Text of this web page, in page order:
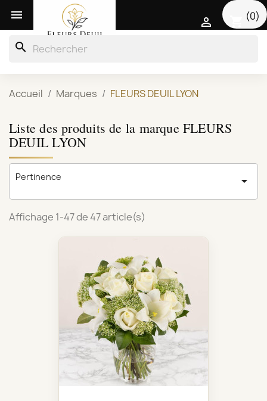
 (0)

search
Accueil Marques FLEURS DEUIL LYON
Liste des produits de la marque FLEURS
DEUIL LYON
Pertinence 
Affichage 1-47 de 47 article(s)